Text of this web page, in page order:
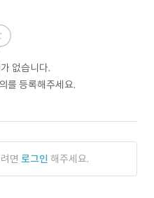
없습니다.
를 등록해주세요.
면 로그인 해주세요.